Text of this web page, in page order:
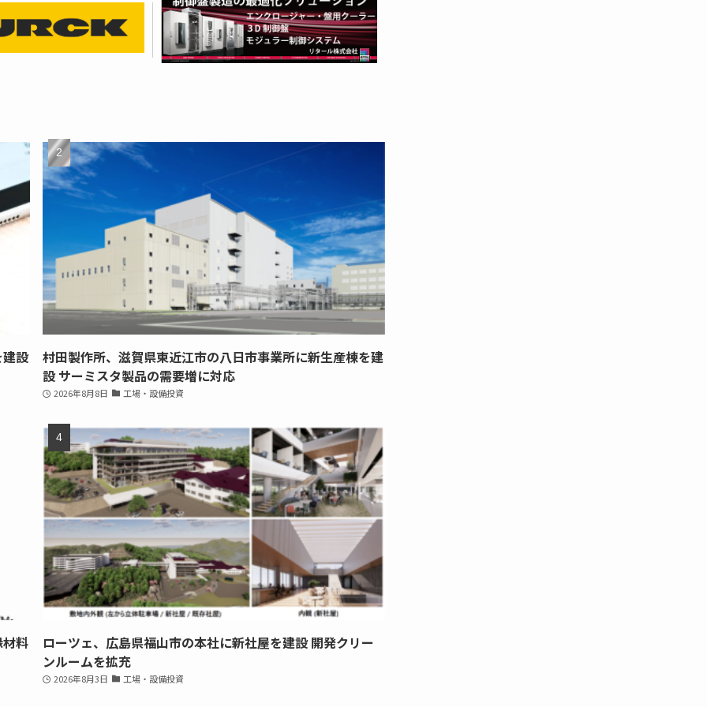
設
村田製作所、滋賀県東近江市の八日市事業所に新生産棟を建
設 サーミスタ製品の需要増に対応
2026年8月8日 工場・設備投資
料
ローツェ、広島県福山市の本社に新社屋を建設 開発クリー
ンルームを拡充
2026年8月3日 工場・設備投資